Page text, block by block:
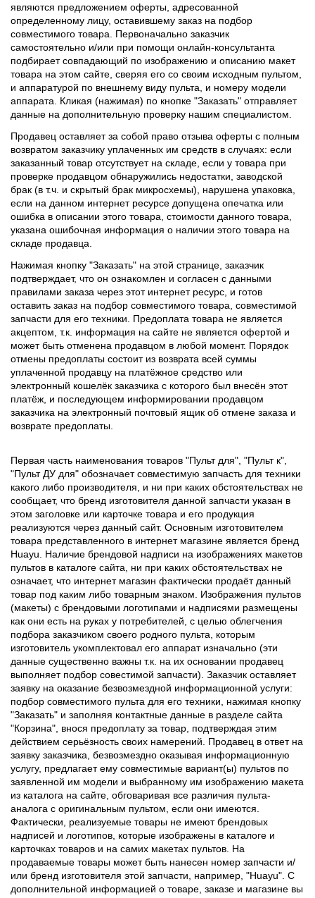
являются предложением оферты, адресованной
определенному лицу, оставившему заказ на подбор
совместимого товара. Первоначально заказчик
самостоятельно и/или при помощи онлайн-консультанта
подбирает совпадающий по изображению и описанию макет
товара на этом сайте, сверяя его со своим исходным пультом,
и аппаратурой по внешнему виду пульта, и номеру модели
аппарата. Кликая (нажимая) по кнопке "Заказать" отправляет
данные на дополнительную проверку нашим специалистом.
Продавец оставляет за собой право отзыва оферты с полным
возвратом заказчику уплаченных им средств в случаях: если
заказанный товар отсутствует на складе, если у товара при
проверке продавцом обнаружились недостатки, заводской
брак (в т.ч. и скрытый брак микросхемы), нарушена упаковка,
если на данном интернет ресурсе допущена опечатка или
ошибка в описании этого товара, стоимости данного товара,
указана ошибочная информация о наличии этого товара на
складе продавца.
Нажимая кнопку "Заказать" на этой странице, заказчик
подтверждает, что он ознакомлен и согласен с данными
правилами заказа через этот интернет ресурс, и готов
оставить заказ на подбор совместимого товара, совместимой
запчасти для его техники. Предоплата товара не является
акцептом, т.к. информация на сайте не является офертой и
может быть отменена продавцом в любой момент. Порядок
отмены предоплаты состоит из возврата всей суммы
уплаченной продавцу на платёжное средство или
электронный кошелёк заказчика с которого был внесён этот
платёж, и последующем информировании продавцом
заказчика на электронный почтовый ящик об отмене заказа и
возврате предоплаты.
Первая часть наименования товаров "Пульт для", "Пульт к",
"Пульт ДУ для" обозначает совместимую запчасть для техники
какого либо производителя, и ни при каких обстоятельствах не
сообщает, что бренд изготовителя данной запчасти указан в
этом заголовке или карточке товара и его продукция
реализуются через данный сайт. Основным изготовителем
товара представленного в интернет магазине является бренд
Huayu. Наличие брендовой надписи на изображениях макетов
пультов в каталоге сайта, ни при каких обстоятельствах не
означает, что интернет магазин фактически продаёт данный
товар под каким либо товарным знаком. Изображения пультов
(макеты) с брендовыми логотипами и надписями размещены
как они есть на руках у потребителей, с целью облегчения
подбора заказчиком своего родного пульта, которым
изготовитель укомплектовал его аппарат изначально (эти
данные существенно важны т.к. на их основании продавец
выполняет подбор совестимой запчасти). Заказчик оставляет
заявку на оказание безвозмездной информационной услуги:
подбор совместимого пульта для его техники, нажимая кнопку
"Заказать" и заполняя контактные данные в разделе сайта
"Корзина", внося предоплату за товар, подтверждая этим
действием серьёзность своих намерений. Продавец в ответ на
заявку заказчика, безвозмездно оказывая информационную
услугу, предлагает ему совместимые вариант(ы) пультов по
заявленной им модели и выбранному им изображению макета
из каталога на сайте, обговаривая все различия пульта-
аналога с оригинальным пультом, если они имеются.
Фактически, реализуемые товары не имеют брендовых
надписей и логотипов, которые изображены в каталоге и
карточках товаров и на самих макетах пультов. На
продаваемые товары может быть нанесен номер запчасти и/
или бренд изготовителя этой запчасти, например, "Huayu". С
дополнительной информацией о товаре, заказе и магазине вы